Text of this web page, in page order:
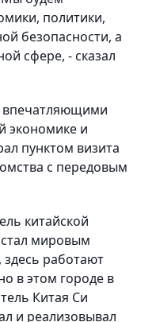
политики,
безопасности, а
сфере, - сказал
впечатляющими
экономике и
пунктом визита
с передовым
китайской
стал мировым
работают
в этом городе в
Китая Си
и реализовывал